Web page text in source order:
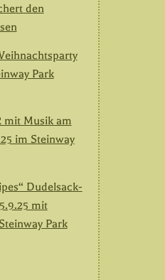
den
Park
mit Musik am
im Steinway
Dudelsack-
mit
Park